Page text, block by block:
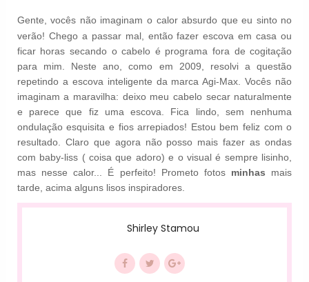
Gente, vocês não imaginam o calor absurdo que eu sinto no
verão! Chego a passar mal, então fazer escova em casa ou
ficar horas secando o cabelo é programa fora de cogitação
para mim. Neste ano, como em 2009, resolvi a questão
repetindo a escova inteligente da marca Agi-Max. Vocês não
imaginam a maravilha: deixo meu cabelo secar naturalmente
e parece que fiz uma escova. Fica lindo, sem nenhuma
ondulação esquisita e fios arrepiados! Estou bem feliz com o
resultado. Claro que agora não posso mais fazer as ondas
com baby-liss ( coisa que adoro) e o visual é sempre lisinho,
mas nesse calor... É perfeito! Prometo fotos minhas mais
tarde, acima alguns lisos inspiradores.
Shirley Stamou